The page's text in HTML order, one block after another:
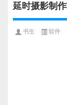
延时摄影制
书生 软件